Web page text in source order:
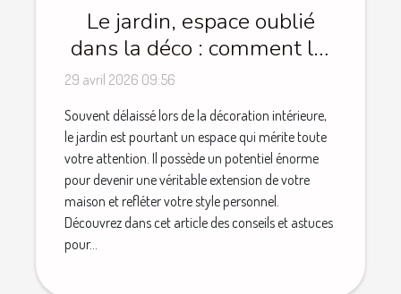
Le jardin, espace oublié
dans la déco : comment lui
redonner du style
29 avril 2026 09:56
Souvent délaissé lors de la décoration intérieure,
le jardin est pourtant un espace qui mérite toute
votre attention. Il possède un potentiel énorme
pour devenir une véritable extension de votre
maison et refléter votre style personnel.
Découvrez dans cet article des conseils et astuces
pour...